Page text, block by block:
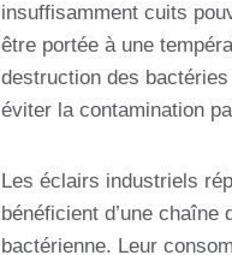
insuffisamment cuits
être portée à une
destruction des
éviter la contamination
Les éclairs industriels
bénéficient d’une
bactérienne. Leur